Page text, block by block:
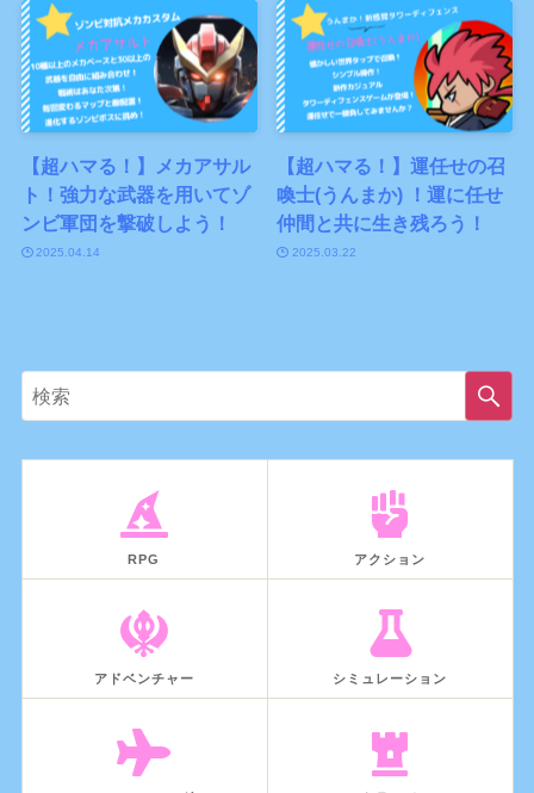
【超ハマる！】メカアサル
ト！強力な武器を用いてゾ
ンビ軍団を撃破しよう！
2025.04.14
【超ハマる！】運任せの召
喚士(うんまか) ！運に任せ
仲間と共に生き残ろう！
2025.03.22
RPG アクション
アドベンチャー シミュレーション